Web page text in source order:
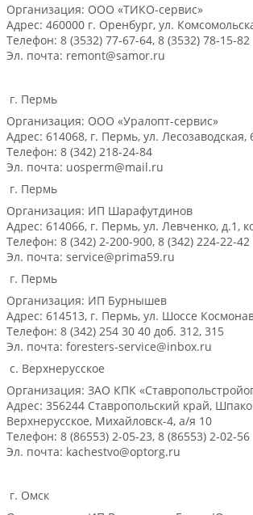
Организация: ООО «ТИКО-сервис»
Адрес: 460000 г. Оренбург, ул.
Телефон: 8 (3532) 77-67-64, 8 (3532) 78-15-82
Эл. почта: remont@samor.ru
г. Пермь
Организация: ООО «Уралопт-сервис»
Адрес: 614068, г. Пермь, ул. Лесозаводская,
Телефон: 8 (342) 218-24-84
Эл. почта: uosperm@mail.ru
г. Пермь
Организация: ИП Шарафутдинов
Адрес: 614066, г. Пермь, ул. Левченко, д.1,
Телефон: 8 (342) 2-200-900, 8 (342) 224-22-42
Эл. почта: service@prima59.ru
г. Пермь
Организация: ИП Бурнышев
Адрес: 614513, г. Пермь, ул. Шоссе
Телефон: 8 (342) 254 30 40 доб. 312, 315
Эл. почта: foresters-service@inbox.ru
c. Верхнерусское
Организация: ЗАО КПК
Адрес: 356244 Ставропольский край,
Верхнерусское, Михайловск-4, а/я 10
Телефон: 8 (86553) 2-05-23, 8 (86553) 2-02-56
Эл. почта: kachestvo@optorg.ru
г. Омск